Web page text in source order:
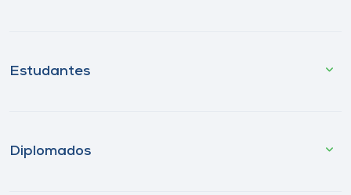
Estudantes
Diplomados